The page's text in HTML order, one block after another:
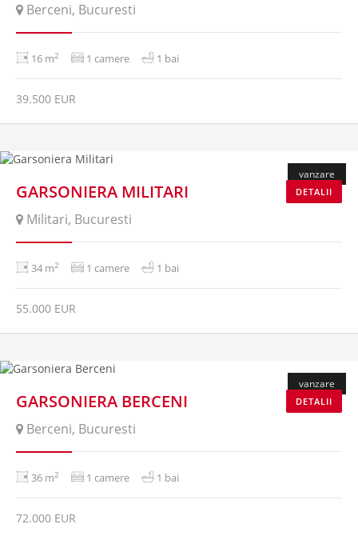
Berceni, Bucuresti
16 m2 1 camere 1 bai
39.500 EUR
vanzare
GARSONIERA MILITARI
Militari, Bucuresti
DETALII
34 m2 1 camere 1 bai
55.000 EUR
vanzare
GARSONIERA BERCENI
Berceni, Bucuresti
DETALII
36 m2 1 camere 1 bai
72.000 EUR